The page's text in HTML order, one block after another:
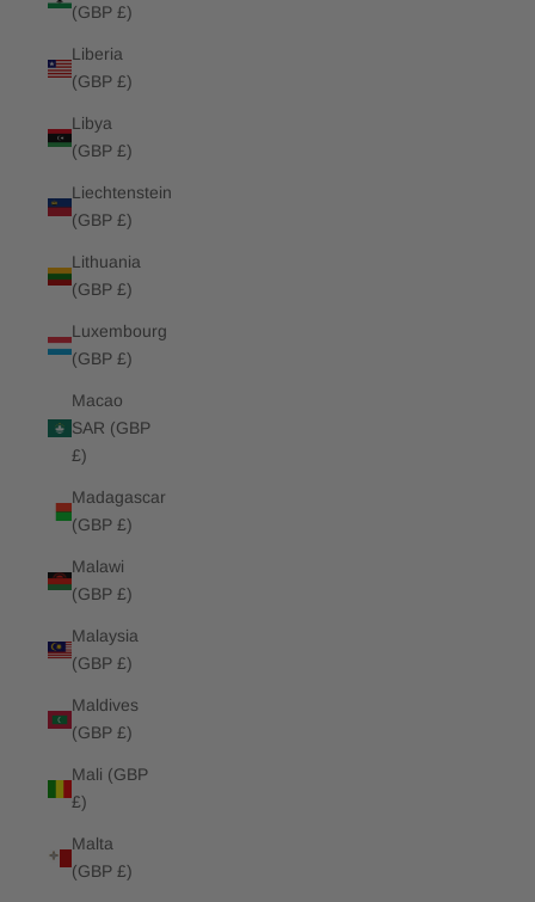
(GBP £)
Liberia
(GBP £)
Libya
(GBP £)
Liechtenstein
(GBP £)
Lithuania
(GBP £)
Luxembourg
(GBP £)
Macao
SAR (GBP
£)
Madagascar
(GBP £)
Malawi
(GBP £)
Malaysia
(GBP £)
Maldives
(GBP £)
Mali (GBP
£)
Malta
(GBP £)